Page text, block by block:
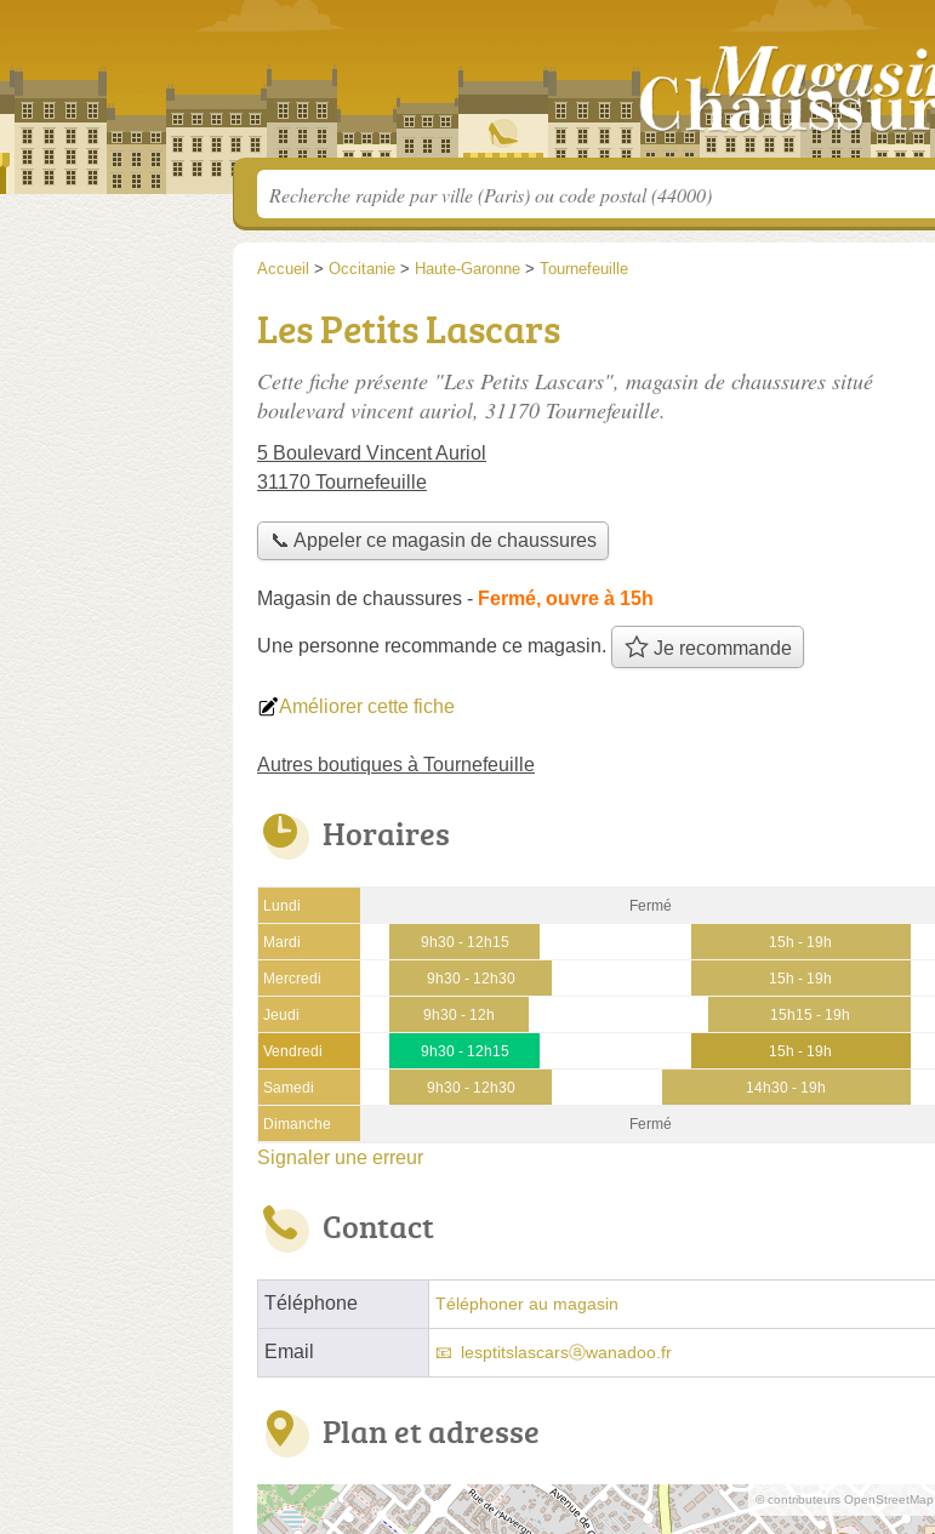
Accueil > Occitanie > Haute-Garonne > Tournefeuille
Les Petits Lascars
Cette fiche présente "Les Petits Lascars", magasin de chaussures situé
boulevard vincent auriol, 31170 Tournefeuille.
5 Boulevard Vincent Auriol
31170 Tournefeuille
📞 Appeler ce magasin de chaussures
Magasin de chaussures - Fermé, ouvre à 15h
Une personne recommande ce magasin. Je recommande
Améliorer cette fiche
Autres boutiques à Tournefeuille
Horaires
Lundi Fermé
Mardi 9h30 - 12h15 15h - 19h
Mercredi 9h30 - 12h30 15h - 19h
Jeudi 9h30 - 12h 15h15 - 19h
Vendredi 9h30 - 12h15 15h - 19h
Samedi 9h30 - 12h30 14h30 - 19h
Dimanche Fermé
Signaler une erreur
Contact
Téléphone Téléphoner au magasin
Email lesptitslascarsⓐwanadoo.fr
Plan et adresse
© contributeurs OpenStreetMap